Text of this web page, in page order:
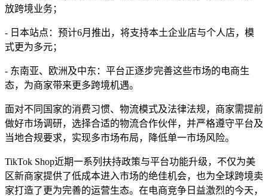
放跨境业务；
- 日本站点：预计6月推出，将支持本土企业店与个人店，模
式更为多元；
- 东南亚、欧洲及中东：平台正逐步完善这些市场的电商生
态，为商家带来更多跨境机遇。
面对不同国家的消费习惯、物流模式及法律法规，商家需提前
做好市场调研，选择合适的物流合作伙伴，并严格遵守平台及
当地合规要求，实现多市场布局，降低单一市场风险。
TikTok Shop近期一系列扶持政策与平台功能升级，不仅为美
区新商家提供了低成本进入市场的绝佳机会，也为全球跨境卖
家打造了更为完善的运营生态。在电商竞争日益激烈的今天，